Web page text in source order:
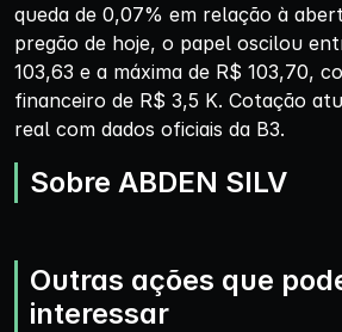
queda de 0,07% em relação à
pregão de hoje, o papel oscilou
103,63 e a máxima de R$ 103,70,
financeiro de R$ 3,5 K. Cotação
real com dados oficiais da B3.
Sobre ABDEN SILV
Outras ações que
interessar